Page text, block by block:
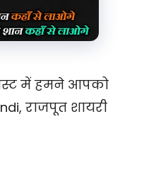
में हमने आपको
राजपूत शायरी